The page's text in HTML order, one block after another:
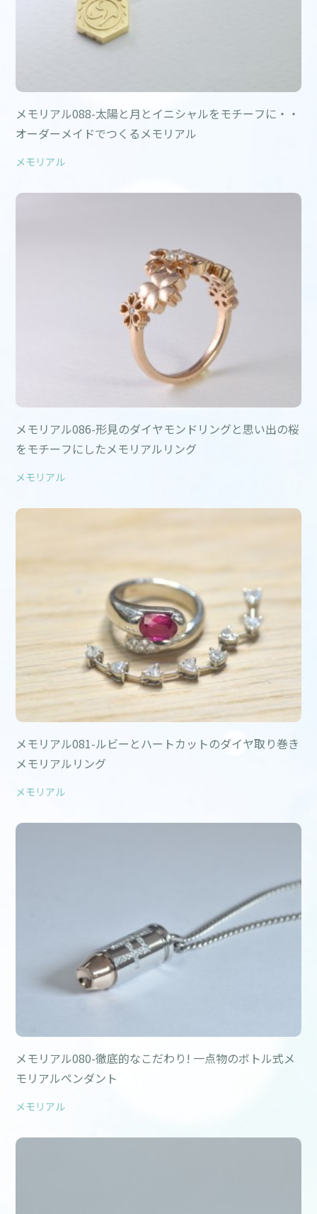
メモリアル088-太陽と月とイニシャルをモチーフに・・
オーダーメイドでつくるメモリアル
メモリアル
メモリアル086-形見のダイヤモンドリングと思い出の桜
をモチーフにしたメモリアルリング
メモリアル
メモリアル081-ルビーとハートカットのダイヤ取り巻き
メモリアルリング
メモリアル
メモリアル080-徹底的なこだわり! 一点物のボトル式メ
モリアルペンダント
メモリアル